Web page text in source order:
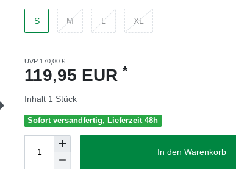
S M L XL
UVP 170,00 €
119,95 EUR *
Inhalt 1 Stück
Sofort versandfertig, Lieferzeit 48h
In den Warenkorb